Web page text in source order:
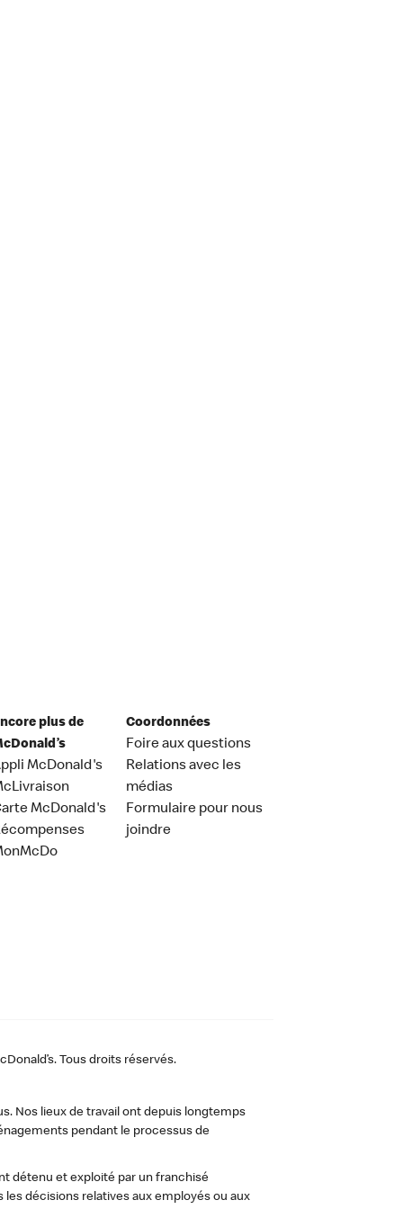
plus de
McDonald's
McDonald's
Coordonnées
Foire aux questions
Relations avec les
médias
Formulaire pour nous
joindre
Tous droits réservés.
Nos lieux de travail ont depuis longtemps
pendant le processus de
détenu et exploité par un franchisé
décisions relatives aux employés ou aux